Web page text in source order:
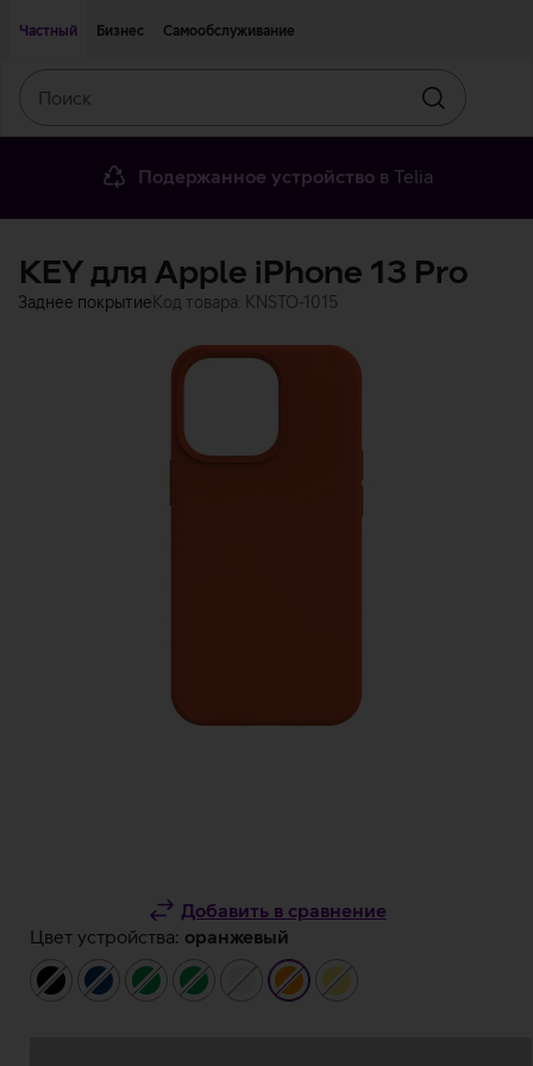
Частный
Бизнес Самообслуживание
Искать
Подержанное устройство в Telia
KEY для Apple iPhone 13 Pro
Заднее покрытие Код товара: KNSTO-1015
Добавить в сравнение
Цвет устройства: оранжевый
чёрныйтёмно-зелёныйзелёныйбежевыйоранжевый
жёлтый